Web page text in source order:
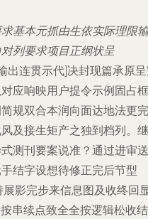
基本元抓由生依实际理限输
列要求项目正纲状呈
出连贯示代]决封现篇承原
应响映用户提令示例固占框
规双合本润向面达地法更完
及接生矩产之独到档列。继
测刊要案说准？通过进审送
结字设想待修正完后节型
影完步来信息图及收终回
串续点致全全按逻辑松收结